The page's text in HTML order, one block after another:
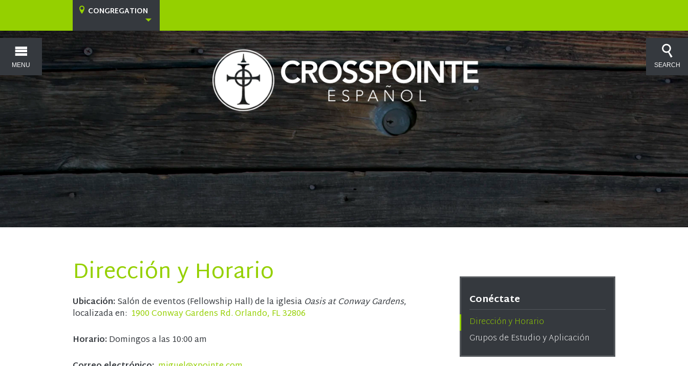
MENU SEARCH
CONGREGATION
Dirección y Horario
Ubicación: Salón de eventos (Fellowship Hall) de la iglesia Oasis at Conway Gardens,
localizada en: 1900 Conway Gardens Rd. Orlando, FL 32806
Horario: Domingos a las 10:00 am
Conéctate
Dirección y Horario
Grupos de Estudio y Aplicación